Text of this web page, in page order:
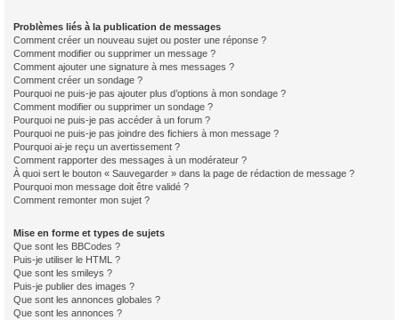
Problèmes liés à la publication de messages
Comment créer un nouveau sujet ou poster une réponse ?
Comment modifier ou supprimer un message ?
Comment ajouter une signature à mes messages ?
Comment créer un sondage ?
Pourquoi ne puis-je pas ajouter plus d’options à mon sondage ?
Comment modifier ou supprimer un sondage ?
Pourquoi ne puis-je pas accéder à un forum ?
Pourquoi ne puis-je pas joindre des fichiers à mon message ?
Pourquoi ai-je reçu un avertissement ?
Comment rapporter des messages à un modérateur ?
À quoi sert le bouton « Sauvegarder » dans la page de rédaction de message ?
Pourquoi mon message doit être validé ?
Comment remonter mon sujet ?
Mise en forme et types de sujets
Que sont les BBCodes ?
Puis-je utiliser le HTML ?
Que sont les smileys ?
Puis-je publier des images ?
Que sont les annonces globales ?
Que sont les annonces ?